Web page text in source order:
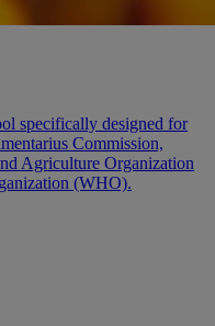
specifically designed for
Commission,
Agriculture Organization
(WHO).